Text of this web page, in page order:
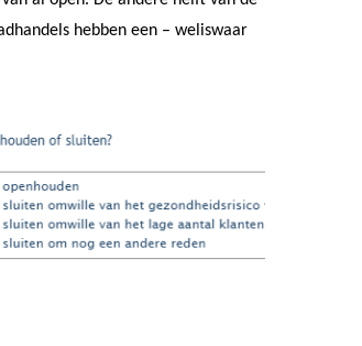
hebben een – weliswaar